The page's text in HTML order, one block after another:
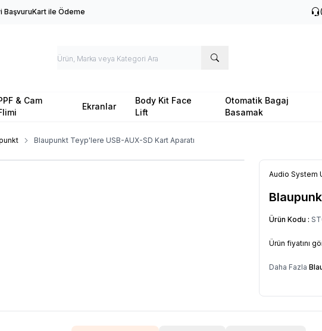
BaşvuruKart ile Ödeme
& Cam
Ekranlar
Body Kit Face
Lift
Otomatik Bagaj
Basamak
Blaupunkt Teyp'lere USB-AUX-SD Kart Aparatı
Audio System
Ürün Kodu :
Ürün fiyatını
Daha Fazla